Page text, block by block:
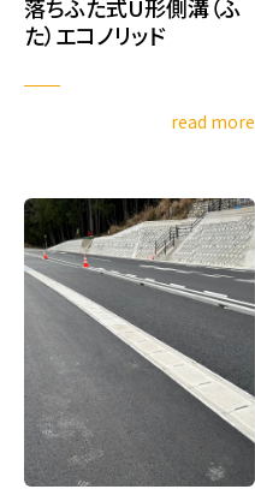
落ちふた式U形側溝（ふ
た）エコノリッド
read more